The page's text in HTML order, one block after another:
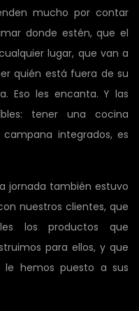
mucho por contar
donde estén, que el
lugar, que van a
quién está fuera de su
Eso les encanta. Y las
tener una cocina
integrados, es
jornada también estuvo
nuestros clientes, que
los productos que
para ellos, y que
hemos puesto a sus